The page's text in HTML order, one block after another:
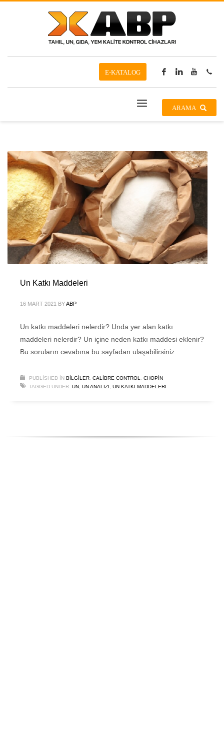
E-KATALOG
ARAMA
Un Katkı Maddeleri
16 MART 2021 BYABP
Un katkı maddeleri nelerdir? Unda yer alan katkı
maddeleri nelerdir? Un içine neden katkı maddesi eklenir?
Bu soruların cevabına bu sayfadan ulaşabilirsiniz
PUBLISHED IN BILGILER CALIBRE CONTROL
CHOPIN
TAGGED UNDER: UN UN ANALIZI UN KATKI MADDELERI